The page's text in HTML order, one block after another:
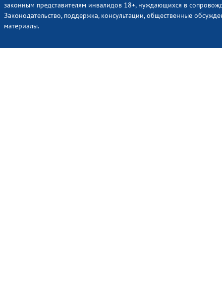
законным представителям инвалидов 18+, нуждающихся в
Законодательство, поддержка, консультации, общественные
материалы.